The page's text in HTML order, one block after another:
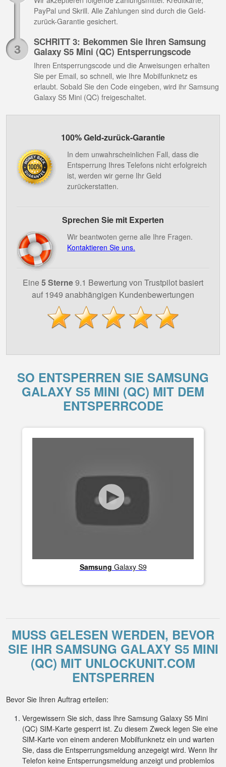
PayPal und Skrill. Alle Zahlungen sind durch die Geld-
zurück-Garantie gesichert.
SCHRITT 3: Bekommen Sie Ihren Samsung
Galaxy S5 Mini (QC) Entsperrungscode
Ihren Entsperrungscode und die Anweisungen erhalten
Sie per Email, so schnell, wie Ihre Mobilfunknetz es
erlaubt. Sobald Sie den Code eingeben, wird ihr Samsung
Galaxy S5 Mini (QC) freigeschaltet.
100% Geld-zurück-Garantie
In dem unwahrscheinlichen Fall, dass die
Entsperrung Ihres Telefons nicht erfolgreich
ist, werden wir gerne Ihr Geld
zurückerstatten.
Sprechen Sie mit Experten
Wir beantwoten gerne alle Ihre Fragen.
Kontaktieren Sie uns.
Eine 5 Sterne9.1 Bewertung von Trustpilot basiert
auf 1949 anabhängigen Kundenbewertungen
SO ENTSPERREN SIE SAMSUNG
GALAXY S5 MINI (QC) MIT DEM
ENTSPERRCODE
Samsung Galaxy S9
MUSS GELESEN WERDEN, BEVOR
SIE IHR SAMSUNG GALAXY S5 MINI
(QC) MIT UNLOCKUNIT.COM
ENTSPERREN
Bevor Sie Ihren Auftrag erteilen:
Vergewissern Sie sich, dass Ihre Samsung Galaxy S5 Mini
(QC) SIM-Karte gesperrt ist. Zu diesem Zweck legen Sie eine
SIM-Karte von einem anderen Mobilfunknetz ein und warten
Sie, dass die Entsperrungsmeldung anzegeigt wird. Wenn Ihr
Telefon keine Entsperrungsmeldung anzeigt und problemlos